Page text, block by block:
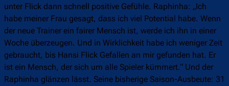
unter Flick dann schnell positive Gefühle. Raphinha: „Ich
habe meiner Frau gesagt, dass ich viel Potential habe. Wenn
der neue Trainer ein fairer Mensch ist, werde ich ihn in einer
Woche überzeugen. Und in Wirklichkeit habe ich weniger Zeit
gebraucht, bis Hansi Flick Gefallen an mir gefunden hat. Er
ist ein Mensch, der sich um alle Spieler kümmert.“ Und der
Raphinha glänzen lässt. Seine bisherige Saison-Ausbeute: 31